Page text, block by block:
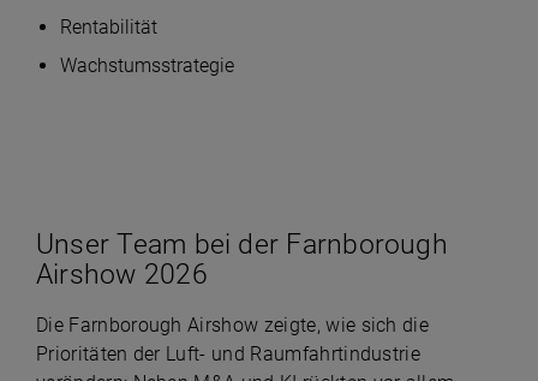
Rentabilität
Wachstumsstrategie
Play
Video
Unser Team bei der Farnborough
Airshow 2026
Die Farnborough Airshow zeigte, wie sich die
Prioritäten der Luft- und Raumfahrtindustrie